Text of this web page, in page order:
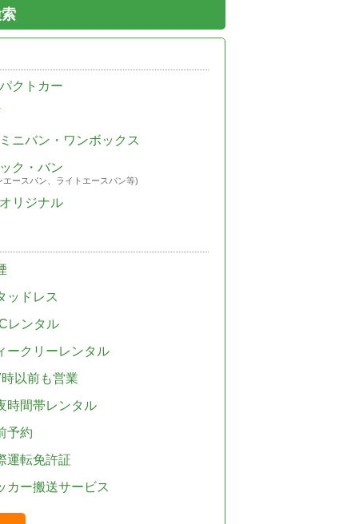
クトカー
ニバン・ワンボックス
ク・バン
エースバン、ライトエースバン等)
リジナル
ッドレス
レンタル
ークリーレンタル
以前も営業
時間帯レンタル
予約
運転免許証
カー搬送サービス